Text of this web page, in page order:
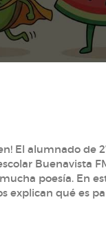
El alumnado de
Buenavista
episodio, nuestros pequeños
explican qué es